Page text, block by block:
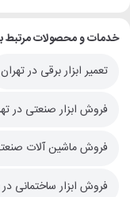
خدمات و محصولات مرتبط با
تعمیر ابزار برقی در تهران
فروش ابزار صنعتی در
فروش ماشین آلات
فروش ابزار ساختمانی